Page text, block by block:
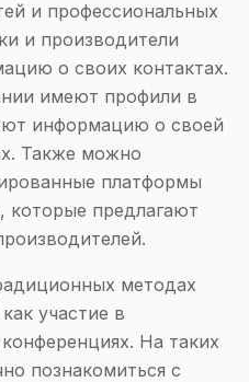
и профессиональных
и производители
о своих контактах.
имеют профили в
информацию о своей
Также можно
платформы
которые предлагают
методах
участие в
На таких
познакомиться с